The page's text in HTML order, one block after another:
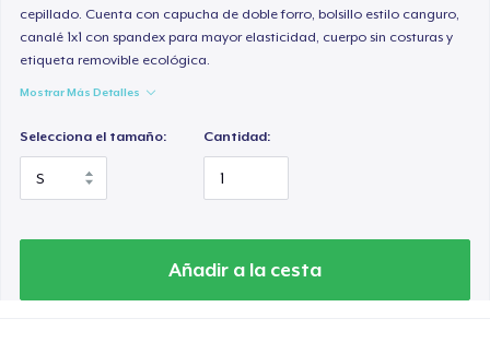
cepillado. Cuenta con capucha de doble forro, bolsillo estilo canguro,
canalé 1x1 con spandex para mayor elasticidad, cuerpo sin costuras y
etiqueta removible ecológica.
Mostrar Más Detalles
Selecciona el tamaño: Cantidad:
Añadir a la cesta